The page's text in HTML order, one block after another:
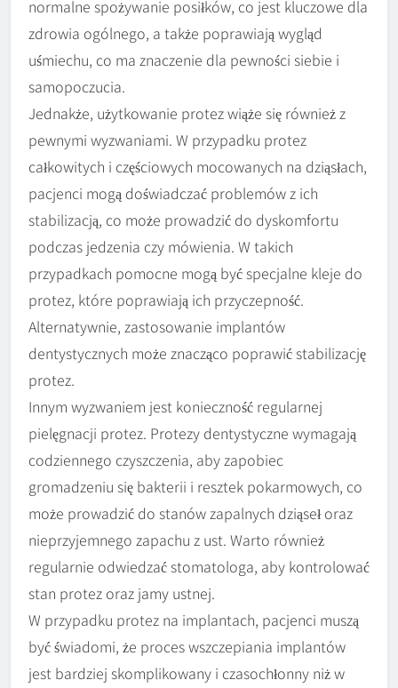
normalne spożywanie posiłków, co jest kluczowe dla
zdrowia ogólnego, a także poprawiają wygląd
uśmiechu, co ma znaczenie dla pewności siebie i
samopoczucia.
Jednakże, użytkowanie protez wiąże się również z
pewnymi wyzwaniami. W przypadku protez
całkowitych i częściowych mocowanych na dziąsłach,
pacjenci mogą doświadczać problemów z ich
stabilizacją, co może prowadzić do dyskomfortu
podczas jedzenia czy mówienia. W takich
przypadkach pomocne mogą być specjalne kleje do
protez, które poprawiają ich przyczepność.
Alternatywnie, zastosowanie implantów
dentystycznych może znacząco poprawić stabilizację
protez.
Innym wyzwaniem jest konieczność regularnej
pielęgnacji protez. Protezy dentystyczne wymagają
codziennego czyszczenia, aby zapobiec
gromadzeniu się bakterii i resztek pokarmowych, co
może prowadzić do stanów zapalnych dziąseł oraz
nieprzyjemnego zapachu z ust. Warto również
regularnie odwiedzać stomatologa, aby kontrolować
stan protez oraz jamy ustnej.
W przypadku protez na implantach, pacjenci muszą
być świadomi, że proces wszczepiania implantów
jest bardziej skomplikowany i czasochłonny niż w